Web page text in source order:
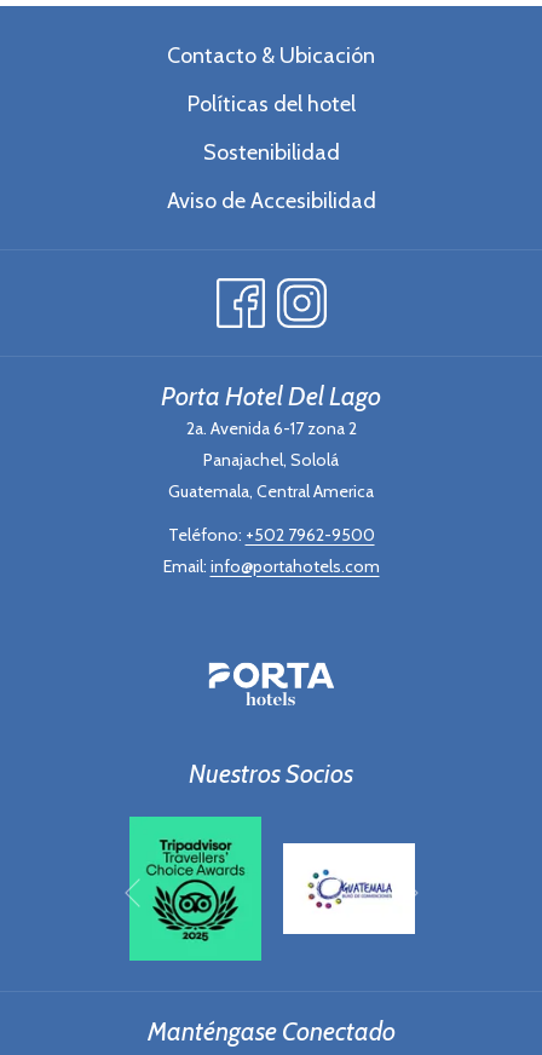
Contacto & Ubicación
Políticas del hotel
Sostenibilidad
Aviso de Accesibilidad
Porta Hotel Del Lago
2a. Avenida 6-17 zona 2
Panajachel, Sololá
Guatemala, Central America
Teléfono: +502 7962-9500
Email: info@portahotels.com
Nuestros Socios
Anterior
Manténgase Conectado